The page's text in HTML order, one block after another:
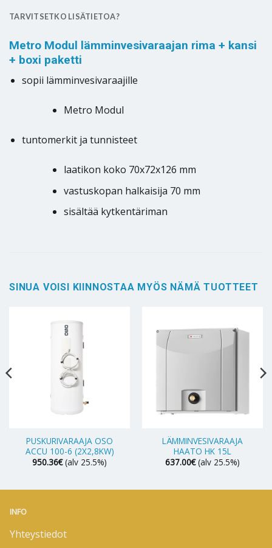
TARVITSETKO LISÄTIETOA?
Metro Modul lämminvesivaraajan rima + kansi
+ boxi paketti
sopii lämminvesivaraajille
Metro Modul
tuntomerkit ja tunnisteet
laatikon koko 70x72x126 mm
vastuskopan halkaisija 70 mm
sisältää kytkentäriman
SINUA VOISI KIINNOSTAA MYÖS NÄMÄ TUOTTEET
PUSKURIVARAAJA OSO
ACCU 100-6 (2X2,8KW)
950.36€ (alv 25.5%)
LÄMMINVESIVARAAJA
HAATO HK 15L
637.00€ (alv 25.5%)
INFO
Yhteystiedot